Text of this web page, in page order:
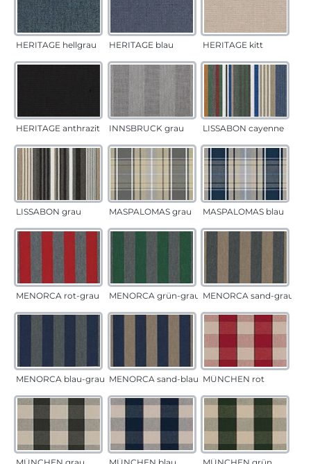
HERITAGE hellgrau HERITAGE blau HERITAGE kitt
HERITAGE anthrazit INNSBRUCK grau LISSABON cayenne
LISSABON grau MASPALOMAS grau MASPALOMAS blau
MENORCA rot-grau MENORCA grün-grau MENORCA sand-grau
MENORCA blau-grau MENORCA sand-blau MÜNCHEN rot